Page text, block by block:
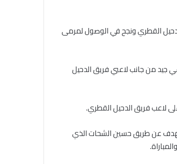
القطري ونجح في الوصول لمرمى
من جانب لاعبي فريق الدحيل
لاعب فريق الدحيل القطري.
لهدف عن طريق حسين الشحات الذي